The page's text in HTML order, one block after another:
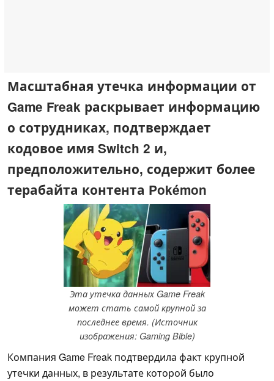
Масштабная утечка информации от
Game Freak раскрывает информацию
о сотрудниках, подтверждает
кодовое имя Switch 2 и,
предположительно, содержит более
терабайта контента Pokémon
Эта утечка данных Game Freak
может стать самой крупной за
последнее время. (Источник
изображения: Gaming Bible)
Компания Game Freak подтвердила факт крупной
утечки данных, в результате которой было